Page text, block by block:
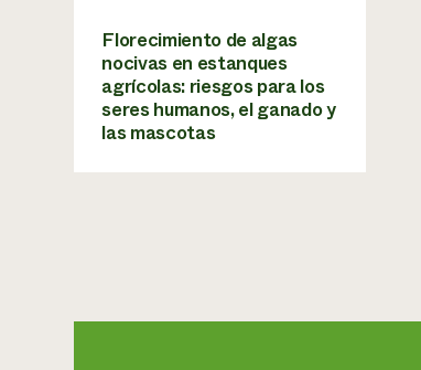
Florecimiento de algas
nocivas en estanques
agrícolas: riesgos para los
seres humanos, el ganado y
las mascotas